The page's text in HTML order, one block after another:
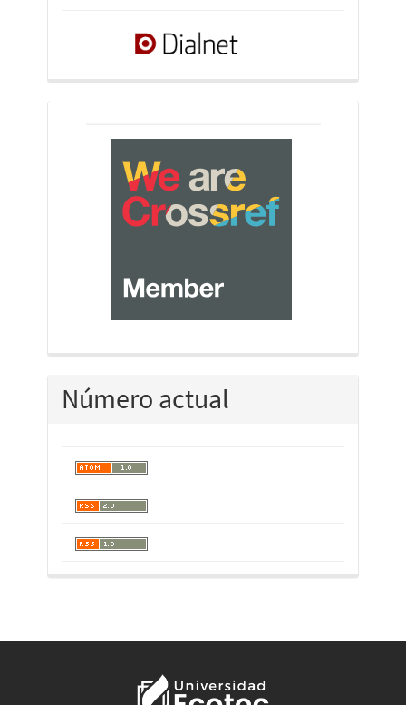
Número actual